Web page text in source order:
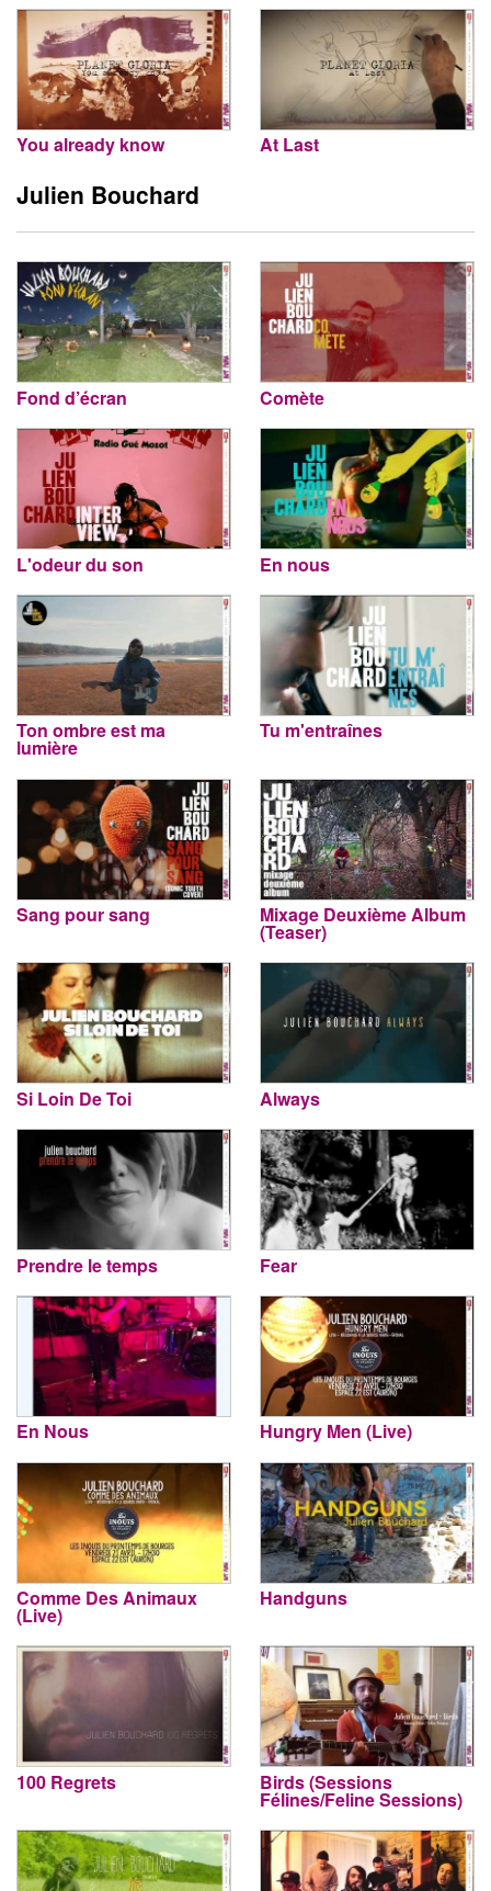
You already know At Last
Julien Bouchard
Fond d’écran Comète
L'odeur du son En nous
Ton ombre est ma
lumière
Tu m'entraînes
Sang pour sang Mixage Deuxième Album
(Teaser)
Si Loin De Toi Always
Prendre le temps Fear
En Nous Hungry Men (Live)
Comme Des Animaux
(Live)
Handguns
100 Regrets Birds (Sessions
Félines/Feline Sessions)